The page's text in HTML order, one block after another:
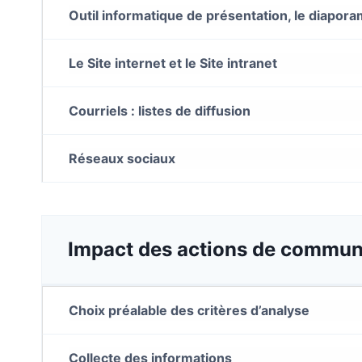
Outil informatique de présentation, le
Le Site internet et le Site intranet
Courriels : listes de diffusion
Réseaux sociaux
Impact des actions de
Choix préalable des critères d’analyse
Collecte des informations